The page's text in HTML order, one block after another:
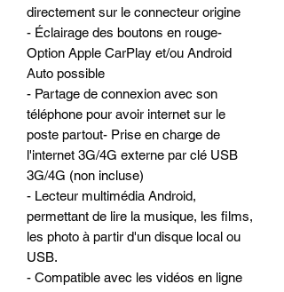
directement sur le connecteur origine
- Éclairage des boutons en rouge-
Option Apple CarPlay et/ou Android
Auto possible
- Partage de connexion avec son
téléphone pour avoir internet sur le
poste partout- Prise en charge de
l'internet 3G/4G externe par clé USB
3G/4G (non incluse)
- Lecteur multimédia Android,
permettant de lire la musique, les films,
les photo à partir d'un disque local ou
USB.
- Compatible avec les vidéos en ligne